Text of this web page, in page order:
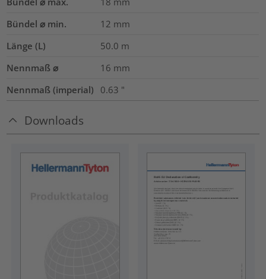
Bündel ⌀ min.
12 mm
Länge (L)
50.0 m
Nennmaß ⌀
16 mm
Nennmaß (imperial)
0.63 "
Downloads